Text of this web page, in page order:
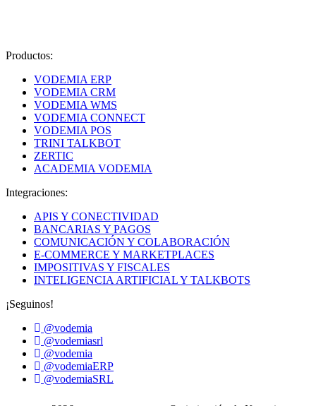
Productos:
VODEMIA ERP
VODEMIA CRM
VODEMIA WMS
VODEMIA CONNECT
VODEMIA POS
TRINI TALKBOT
ZERTIC
ACADEMIA VODEMIA
Integraciones:
APIS Y CONECTIVIDAD
BANCARIAS Y PAGOS
COMUNICACIÓN Y COLABORACIÓN
E-COMMERCE Y MARKETPLACES
IMPOSITIVAS Y FISCALES
INTELIGENCIA ARTIFICIAL Y TALKBOTS
¡Seguinos!
@vodemia
@vodemiasrl
@vodemia
@vodemiaERP
@vodemiaSRL